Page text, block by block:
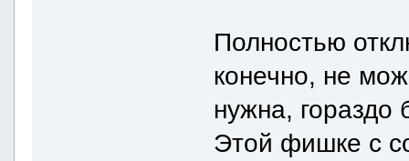
Полностью
конечно, не
нужна,
Этой фишке с